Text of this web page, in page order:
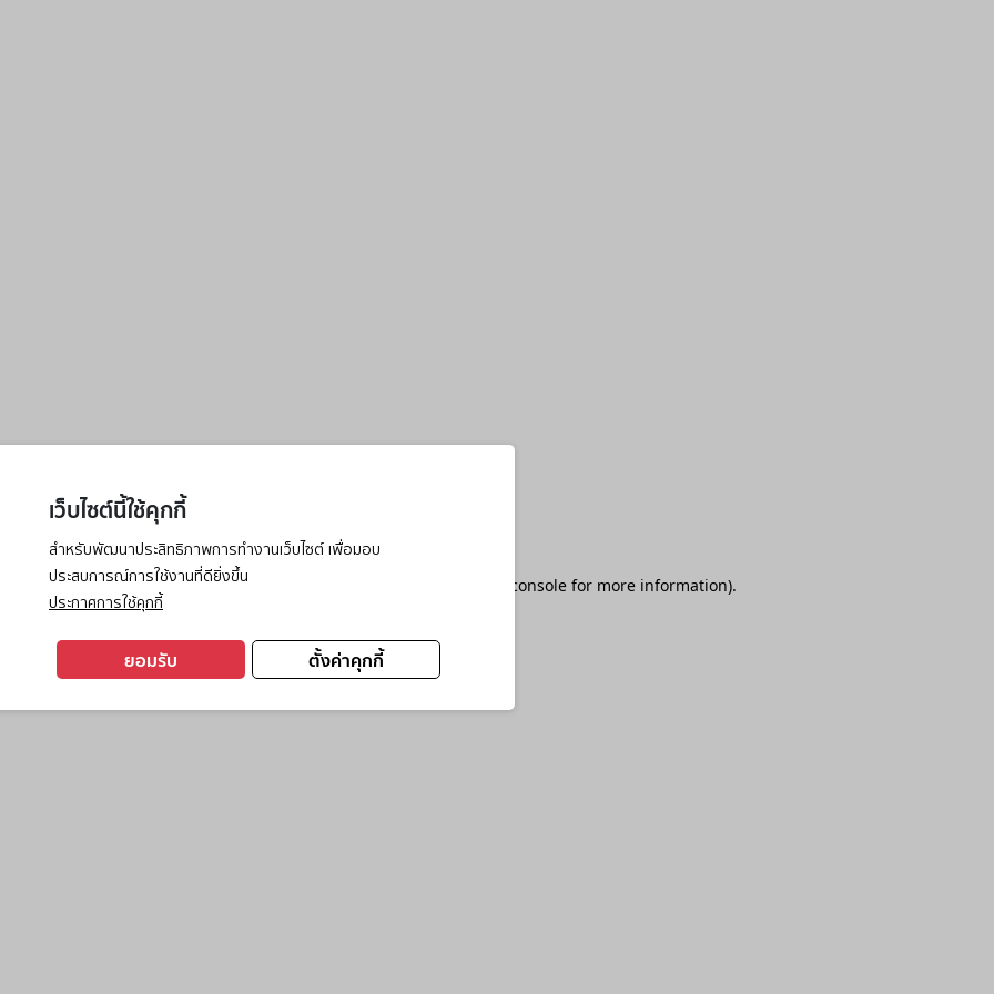
เว็บไซต์นี้ใช้คุกกี้
สำหรับพัฒนาประสิทธิภาพการทำงานเว็บไซต์ เพื่อมอบ
ประสบการณ์การใช้งานที่ดียิ่งขึ้น
ประกาศการใช้คุกกี้
ตั้งค่าคุกกี้
ยอมรับ
has occurred while loading browser console for more information).